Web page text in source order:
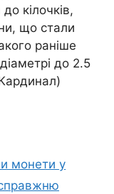
кілочків,
що стали
раніше
до 2.5
монети у